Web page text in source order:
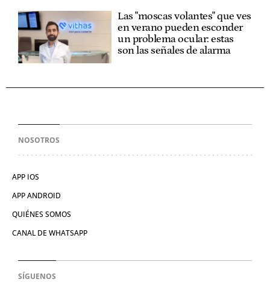
Las "moscas volantes" que ves
en verano pueden esconder
un problema ocular: estas
son las señales de alarma
NOSOTROS
APP IOS
APP ANDROID
QUIÉNES SOMOS
CANAL DE WHATSAPP
SÍGUENOS